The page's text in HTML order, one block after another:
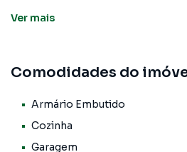
Sobrado para Venda em região
Entre em contato com nossa
A A Bela Vista Imóveis tem mais
Ver mais
Comodidades do
Armário Embutido
Cozinha
Garagem